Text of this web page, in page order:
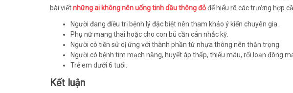
bài viếtnhững ai không nên uống tinh dầu thông đỏđể hiểu rõ các trường hợp
Người đang điều trị bệnh lý đặc biệt nên tham khảo ý kiến chuyên gia.
Phụ nữ mang thai hoặc cho con bú cần cân nhắc kỹ.
Người có tiền sử dị ứng với thành phần từ nhựa thông nên thận trọng.
Người có bệnh tim mạch nặng, huyết áp thấp, thiếu máu, rối loạn đông
Trẻ em dưới 6 tuổi.
Kết luận